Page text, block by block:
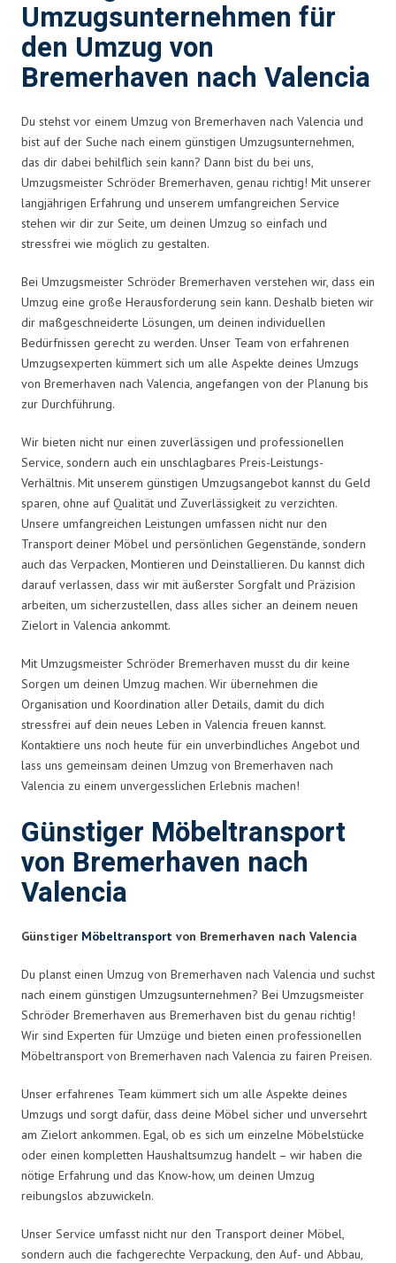
Umzugsunternehmen für
den Umzug von
Bremerhaven nach Valencia
Du stehst vor einem Umzug von Bremerhaven nach Valencia und
bist auf der Suche nach einem günstigen Umzugsunternehmen,
das dir dabei behilflich sein kann? Dann bist du bei uns,
Umzugsmeister Schröder Bremerhaven, genau richtig! Mit unserer
langjährigen Erfahrung und unserem umfangreichen Service
stehen wir dir zur Seite, um deinen Umzug so einfach und
stressfrei wie möglich zu gestalten.
Bei Umzugsmeister Schröder Bremerhaven verstehen wir, dass ein
Umzug eine große Herausforderung sein kann. Deshalb bieten wir
dir maßgeschneiderte Lösungen, um deinen individuellen
Bedürfnissen gerecht zu werden. Unser Team von erfahrenen
Umzugsexperten kümmert sich um alle Aspekte deines Umzugs
von Bremerhaven nach Valencia, angefangen von der Planung bis
zur Durchführung.
Wir bieten nicht nur einen zuverlässigen und professionellen
Service, sondern auch ein unschlagbares Preis-Leistungs-
Verhältnis. Mit unserem günstigen Umzugsangebot kannst du Geld
sparen, ohne auf Qualität und Zuverlässigkeit zu verzichten.
Unsere umfangreichen Leistungen umfassen nicht nur den
Transport deiner Möbel und persönlichen Gegenstände, sondern
auch das Verpacken, Montieren und Deinstallieren. Du kannst dich
darauf verlassen, dass wir mit äußerster Sorgfalt und Präzision
arbeiten, um sicherzustellen, dass alles sicher an deinem neuen
Zielort in Valencia ankommt.
Mit Umzugsmeister Schröder Bremerhaven musst du dir keine
Sorgen um deinen Umzug machen. Wir übernehmen die
Organisation und Koordination aller Details, damit du dich
stressfrei auf dein neues Leben in Valencia freuen kannst.
Kontaktiere uns noch heute für ein unverbindliches Angebot und
lass uns gemeinsam deinen Umzug von Bremerhaven nach
Valencia zu einem unvergesslichen Erlebnis machen!
Günstiger Möbeltransport
von Bremerhaven nach
Valencia
Günstiger Möbeltransport von Bremerhaven nach Valencia
Du planst einen Umzug von Bremerhaven nach Valencia und suchst
nach einem günstigen Umzugsunternehmen? Bei Umzugsmeister
Schröder Bremerhaven aus Bremerhaven bist du genau richtig!
Wir sind Experten für Umzüge und bieten einen professionellen
Möbeltransport von Bremerhaven nach Valencia zu fairen Preisen.
Unser erfahrenes Team kümmert sich um alle Aspekte deines
Umzugs und sorgt dafür, dass deine Möbel sicher und unversehrt
am Zielort ankommen. Egal, ob es sich um einzelne Möbelstücke
oder einen kompletten Haushaltsumzug handelt – wir haben die
nötige Erfahrung und das Know-how, um deinen Umzug
reibungslos abzuwickeln.
Unser Service umfasst nicht nur den Transport deiner Möbel,
sondern auch die fachgerechte Verpackung, den Auf- und Abbau,